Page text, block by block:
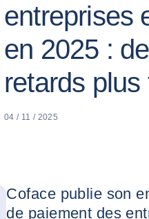
entreprises
en 2025 :
retards
04 / 11 / 2025
Coface publie son
de paiement des